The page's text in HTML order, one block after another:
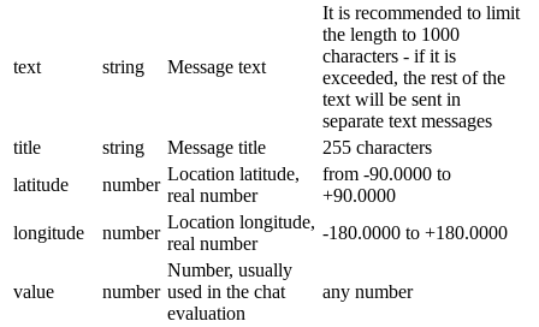
text string Message text
It is recommended to limit
the length to 1000
characters - if it is
exceeded, the rest of the
text will be sent in
separate text messages
title
string Message title
255 characters
latitude
number
Location latitude,
real number
from -90.0000 to
+90.0000
longitude
number
Location longitude,
real number
-180.0000 to +180.0000
value number
Number, usually
used in the chat
evaluation
any number